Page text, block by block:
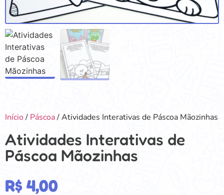
Início/ Páscoa/ Atividades Interativas de Páscoa Mãozinhas
Atividades Interativas de
Páscoa Mãozinhas
R$ 4,00